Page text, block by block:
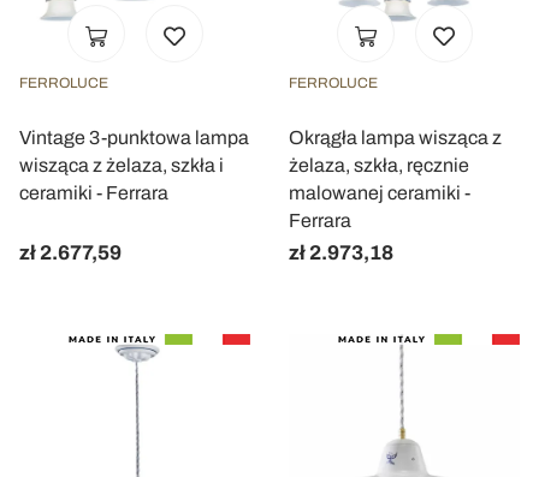
Utilizziamo i cookie per personalizzare contenuti ed
annunci, per fornire funzionalità dei social media e per
nostri partner che si occupano di analisi dei dati web,
pubblicità e social media, i quali potrebbero combinarle
con altre informazioni che ha fornito loro o che hanno
raccolto dal suo utilizzo dei loro servizi.
FERROLUCE
Vintage 3-punktowa lampa
wisząca z żelaza, szkła i
ceramiki - Ferrara
zł 2.677,59
FERROLUCE
Okrągła lampa wisząca z
żelaza, szkła, ręcznie
malowanej ceramiki -
Ferrara
zł 2.973,18